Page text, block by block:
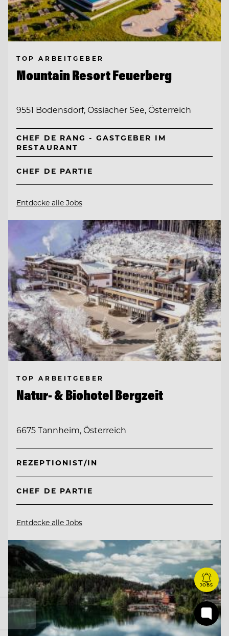
TOP ARBEITGEBER
Mountain Resort Feuerberg
9551 Bodensdorf, Ossiacher See, Österreich
CHEF DE RANG - GASTGEBER IM
RESTAURANT
CHEF DE PARTIE
Entdecke alle Jobs
TOP ARBEITGEBER
Natur- & Biohotel Bergzeit
6675 Tannheim, Österreich
REZEPTIONIST/IN
CHEF DE PARTIE
Entdecke alle Jobs
JOBS